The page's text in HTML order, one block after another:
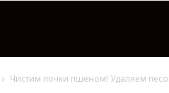
Чистим почки пшеном! Удаляем